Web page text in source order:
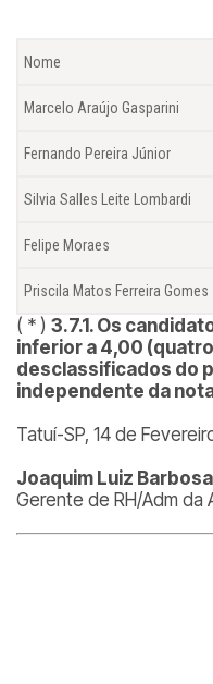
Nome
Marcelo Araújo Gasparini
Fernando Pereira Júnior
Silvia Salles Leite Lombardi
Felipe Moraes
Priscila Matos Ferreira Gomes
( * ) 3.7.1. Os
inferior a 4,00
desclassificados do
independente da
Tatuí-SP, 14 de
Joaquim Luiz
Gerente de RH/Adm da